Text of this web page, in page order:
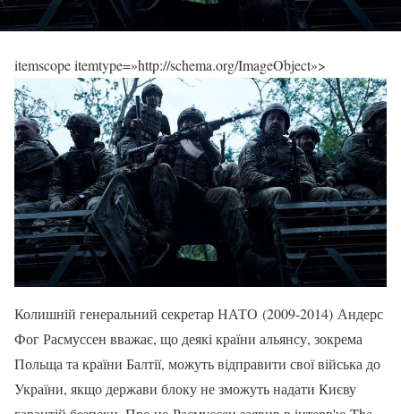
itemscope itemtype=»http://schema.org/ImageObject»>
Колишній генеральний секретар НАТО (2009-2014) Андерс
Фог Расмуссен вважає, що деякі країни альянсу, зокрема
Польща та країни Балтії, можуть відправити свої війська до
України, якщо держави блоку не зможуть надати Києву